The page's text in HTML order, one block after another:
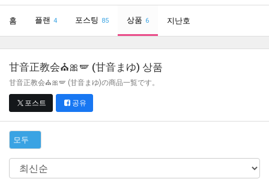
홈 플랜 4 포스팅 85 상품 6 지난호
甘音正教会⛪🎀🪽 (甘音まゆ) 상품
甘音正教会⛪🎀🪽 (甘音まゆ)の商品一覧です。
포스트 공유
모두